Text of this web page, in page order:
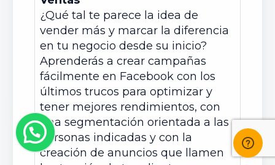
¿Qué tal te parece la idea de
vender más y marcar la diferencia
en tu negocio desde su inicio?
Aprenderás a crear campañas
fácilmente en Facebook con los
últimos trucos para optimizar y
tener mejores rendimientos, con
una segmentación orientada a las
personas indicadas y con la
creación de anuncios que llamen